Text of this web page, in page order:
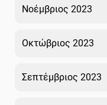
Νοέμβριος 2023
Οκτώβριος 2023
Σεπτέμβριος 2023